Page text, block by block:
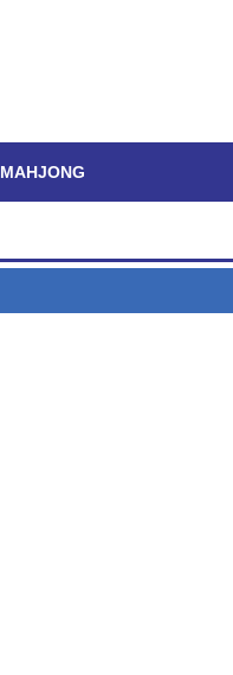
MAHJONG